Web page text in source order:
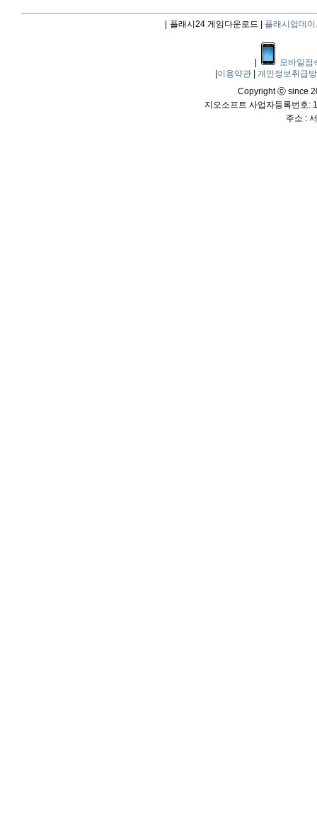
플래시24 게임다운로드 | 플래시업데이
모바일접
이용약관
개인정보취급
Copyright ⓒ since
지오소프트 사업자등록번호:
주소 :